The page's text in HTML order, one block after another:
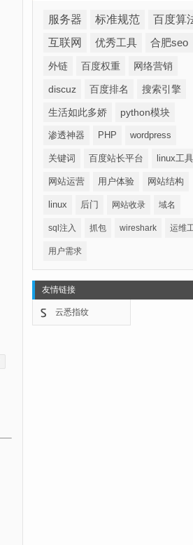
服务器 标准规范
百度算
互联网
优秀工具 合肥seo
外链 百度权重 网络营销
discuz 百度排名 搜索引擎
生活如此多娇 python模块
渗透神器 PHP wordpress
关键词 百度站长平台 linux工具
网站运营 用户体验 网站结构
linux 后门 网站收录 域名
sql注入 抓包 wireshark 运维
用户需求
友情链接
云悉指纹